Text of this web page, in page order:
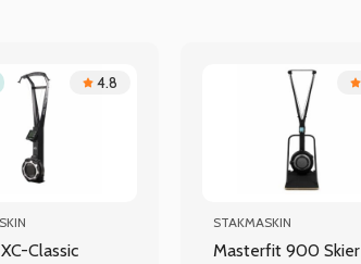
4.8
Classic
STAKMASKIN
Masterfit 900 Skier